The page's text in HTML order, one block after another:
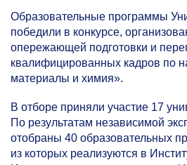
Образовательные программы
победили в конкурсе,
опережающей подготовки и
квалифицированных кадров по
материалы и химия».
В отборе приняли участие 17
По результатам независимой
отобраны 40 образовательных
из которых реализуются в